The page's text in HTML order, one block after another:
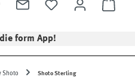
form App!
Shoto Shoto Sterling